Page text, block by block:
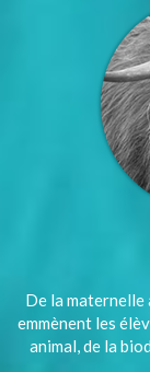
De la maternelle
emmènent les
animal, de la